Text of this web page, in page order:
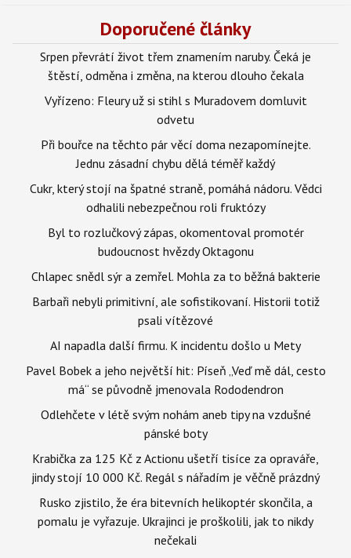
Doporučené články
Srpen převrátí život třem znamením naruby. Čeká je
štěstí, odměna i změna, na kterou dlouho čekala
Vyřízeno: Fleury už si stihl s Muradovem domluvit
odvetu
Při bouřce na těchto pár věcí doma nezapomínejte.
Jednu zásadní chybu dělá téměř každý
Cukr, který stojí na špatné straně, pomáhá nádoru. Vědci
odhalili nebezpečnou roli fruktózy
Byl to rozlučkový zápas, okomentoval promotér
budoucnost hvězdy Oktagonu
Chlapec snědl sýr a zemřel. Mohla za to běžná bakterie
Barbaři nebyli primitivní, ale sofistikovaní. Historii totiž
psali vítězové
AI napadla další firmu. K incidentu došlo u Mety
Pavel Bobek a jeho největší hit: Píseň „Veď mě dál, cesto
má“ se původně jmenovala Rododendron
Odlehčete v létě svým nohám aneb tipy na vzdušné
pánské boty
Krabička za 125 Kč z Actionu ušetří tisíce za opraváře,
jindy stojí 10 000 Kč. Regál s nářadím je věčně prázdný
Rusko zjistilo, že éra bitevních helikoptér skončila, a
pomalu je vyřazuje. Ukrajinci je proškolili, jak to nikdy
nečekali